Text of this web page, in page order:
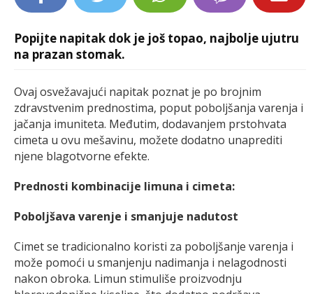
Popijte napitak dok je još topao, najbolje ujutru
na prazan stomak.
Ovaj osvežavajući napitak poznat je po brojnim
zdravstvenim prednostima, poput poboljšanja varenja i
jačanja imuniteta. Međutim, dodavanjem prstohvata
cimeta u ovu mešavinu, možete dodatno unaprediti
njene blagotvorne efekte.
Prednosti kombinacije limuna i cimeta:
Poboljšava varenje i smanjuje nadutost
Cimet se tradicionalno koristi za poboljšanje varenja i
može pomoći u smanjenju nadimanja i nelagodnosti
nakon obroka. Limun stimuliše proizvodnju